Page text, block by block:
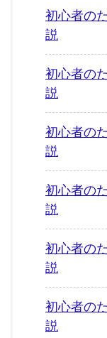
初心者の
説
初心者の
説
初心者の
説
初心者の
説
初心者の
説
初心者の
説